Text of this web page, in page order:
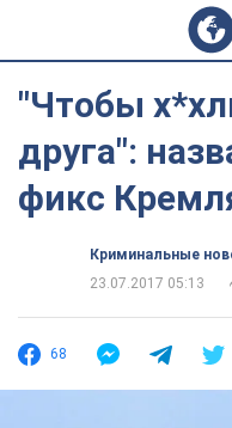
"Чтобы
друга":
фикс
Криминальные
23.07.2017 05:13
68